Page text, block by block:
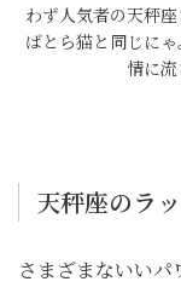
わず人気者の天秤
ばとら猫と同じに
情に
天秤座のラ
さまざまないい